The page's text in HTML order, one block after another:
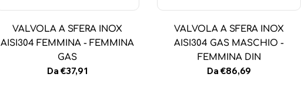
VALVOLA A SFERA INOX
AISI304 FEMMINA - FEMMINA
GAS
Prezzo
Da €37,91
VALVOLA A SFERA INOX
AISI304 GAS MASCHIO -
FEMMINA DIN
Prezzo
Da €86,69